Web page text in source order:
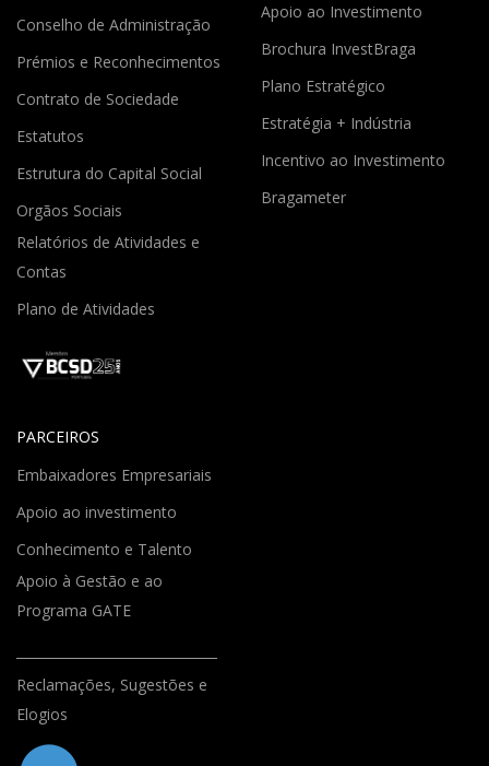
Conselho de Administração
Prémios e Reconhecimentos
Contrato de Sociedade
Estatutos
Estrutura do Capital Social
Orgãos Sociais
Relatórios de Atividades e
Contas
Plano de Atividades
Apoio ao Investimento
Brochura InvestBraga
Plano Estratégico
Estratégia + Indústria
Incentivo ao Investimento
Bragameter
PARCEIROS
Embaixadores Empresariais
Apoio ao investimento
Conhecimento e Talento
Apoio à Gestão e ao
Programa GATE
Reclamações, Sugestões e
Elogios